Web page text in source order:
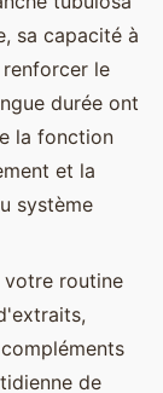
sa capacité à
le
durée ont
la fonction
et la
système
votre routine
de